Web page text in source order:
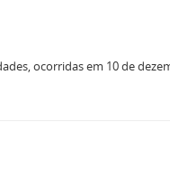
ocorridas em 10 de